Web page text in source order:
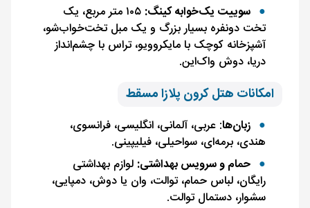
سوییت یک‌خوابه کینگ:
۱۰۵ متر مربع، یک
تخت دونفره بسیار بزرگ و یک مبل تخت‌خواب‌شو،
آشپزخانه کوچک با مایکروویو، تراس با چشم‌انداز
دریا، دوش واک‌این.
امکانات هتل کرون پلازا مسقط
زبان‌ها: عربی، آلمانی، انگلیسی، فرانسوی،
هندی، برمه‌ای، سواحیلی، فیلیپینی.
حمام و سرویس بهداشتی: لوازم بهداشتی
رایگان، لباس حمام، توالت، وان یا دوش، دمپایی،
سشوار، دستمال توالت.